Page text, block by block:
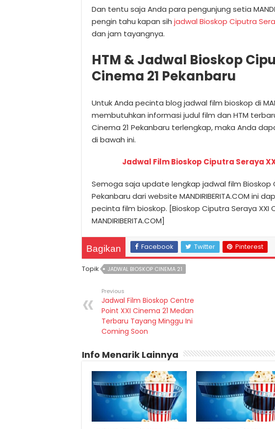
Dan tentu saja Anda para pengunjung setia
pengin tahu kapan sih jadwal Bioskop Ciputra
dan jam tayangnya.
HTM & Jadwal Bioskop
Cinema 21 Pekanbaru
Untuk Anda pecinta blog jadwal film bioskop di
membutuhkan informasi judul film dan HTM
Cinema 21 Pekanbaru terlengkap, maka Anda
di bawah ini.
Jadwal Film Bioskop Ciputra Seraya
Semoga saja update lengkap jadwal film Bioskop
Pekanbaru dari website MANDIRIBERITA.COM ini
pecinta film bioskop. [Bioskop Ciputra Seraya XXI
MANDIRIBERITA.COM]
Bagikan Facebook Twitter Pinterest
Topik JADWAL BIOSKOP CINEMA 21
Previous
Jadwal Film Bioskop Centre
Point XXI Cinema 21 Medan
Terbaru Tayang Minggu Ini
Coming Soon
Info Menarik Lainnya